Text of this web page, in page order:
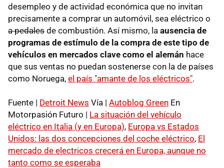
desempleo y de actividad económica que no invitan
precisamente a comprar un automóvil, sea eléctrico o
a pedales de combustión. Así mismo, la ausencia de
programas de estímulo de la compra de este tipo de
vehículos en mercados clave como el alemán hace
que sus ventas no puedan sostenerse con la de países
como Noruega, el país "amante de los eléctricos".
Fuente | Detroit News Vía | Autoblog Green En
Motorpasión Futuro | La situación del vehículo
eléctrico en Italia (y en Europa), Europa vs Estados
Unidos: las dos concepciones del coche eléctrico, El
mercado de electricos crecerá en Europa, aunque no
tanto como se esperaba